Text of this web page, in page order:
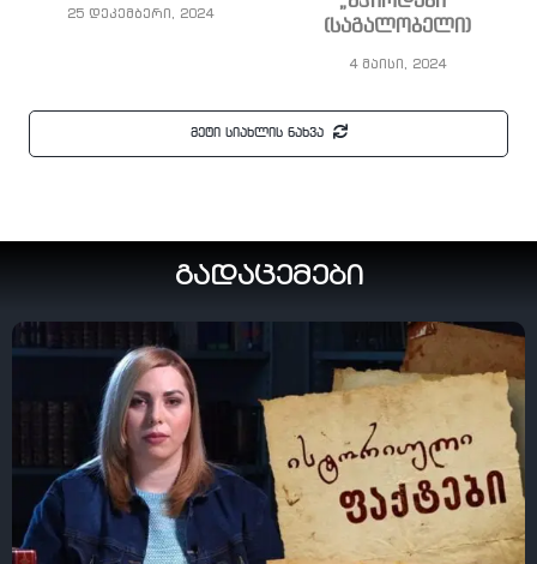
25 დეკემბერი, 2024
(საგალობელი)
4 მაისი, 2024
მეტი სიახლის ნახვა
გადაცემები